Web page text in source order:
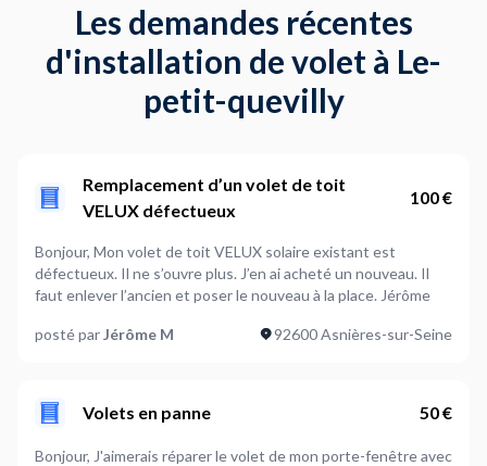
Les demandes récentes
d'installation de volet à Le-
petit-quevilly
Remplacement d’un volet de toit
VELUX défectueux
100 €
Bonjour, Mon volet de toit VELUX solaire existant est
défectueux. Il ne s’ouvre plus. J’en ai acheté un nouveau. Il
faut enlever l’ancien et poser le nouveau à la place. Jérôme
posté parJérôme M 92600 Asnières-sur-Seine
Volets en panne 50 €
Bonjour, J'aimerais réparer le volet de mon porte-fenêtre avec